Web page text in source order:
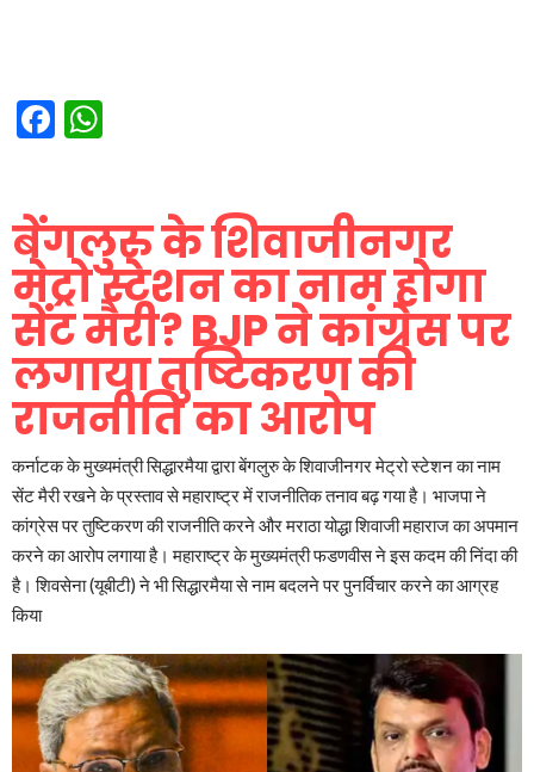
Facebook
बेंगलुरु के शिवाजीनगर
मेट्रो स्टेशन का नाम होगा
सेंट मैरी? BJP ने कांग्रेस पर
लगाया तुष्टिकरण की
राजनीति का आरोप
कर्नाटक के मुख्यमंत्री सिद्धारमैया द्वारा बेंगलुरु के शिवाजीनगर मेट्रो स्टेशन का नाम
सेंट मैरी रखने के प्रस्ताव से महाराष्ट्र में राजनीतिक तनाव बढ़ गया है। भाजपा ने
कांग्रेस पर तुष्टिकरण की राजनीति करने और मराठा योद्धा शिवाजी महाराज का अपमान
करने का आरोप लगाया है। महाराष्ट्र के मुख्यमंत्री फडणवीस ने इस कदम की निंदा की
है। शिवसेना (यूबीटी) ने भी सिद्धारमैया से नाम बदलने पर पुनर्विचार करने का आग्रह
किया